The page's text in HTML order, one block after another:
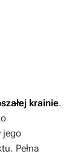
krainie.
jego
Pełna